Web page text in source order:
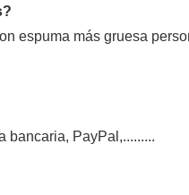
espuma más gruesa
bancaria, PayPal,.........